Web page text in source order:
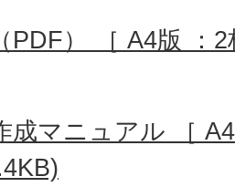
PDF） ［ A4版 ：
成マニュアル ［